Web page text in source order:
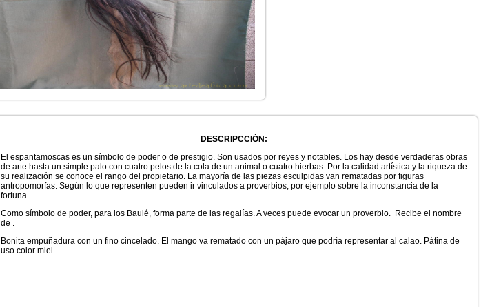
DESCRIPCCIÓN:
El espantamoscas es un símbolo de poder o de prestigio. Son usados por reyes y notables. Los hay desde verdaderas obras
de arte hasta un simple palo con cuatro pelos de la cola de un animal o cuatro hierbas. Por la calidad artística y la riqueza de
su realización se conoce el rango del propietario. La mayoría de las piezas esculpidas van rematadas por figuras
antropomorfas. Según lo que representen pueden ir vinculados a proverbios, por ejemplo sobre la inconstancia de la
fortuna.
Como símbolo de poder, para los Baulé, forma parte de las regalías. A veces puede evocar un proverbio. Recibe el nombre
de .
Bonita empuñadura con un fino cincelado. El mango va rematado con un pájaro que podría representar al calao. Pátina de
uso color miel.